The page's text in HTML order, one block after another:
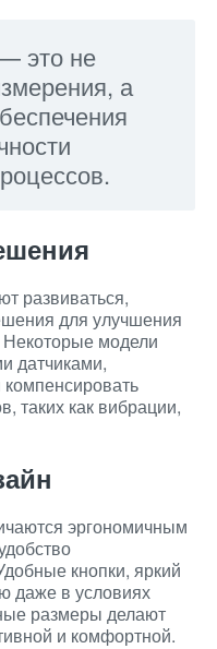
это не
а
развиваться,
для улучшения
модели
датчиками,
таких как вибрации,
эргономичным
кнопки, яркий
даже в условиях
размеры делают
и комфортной.